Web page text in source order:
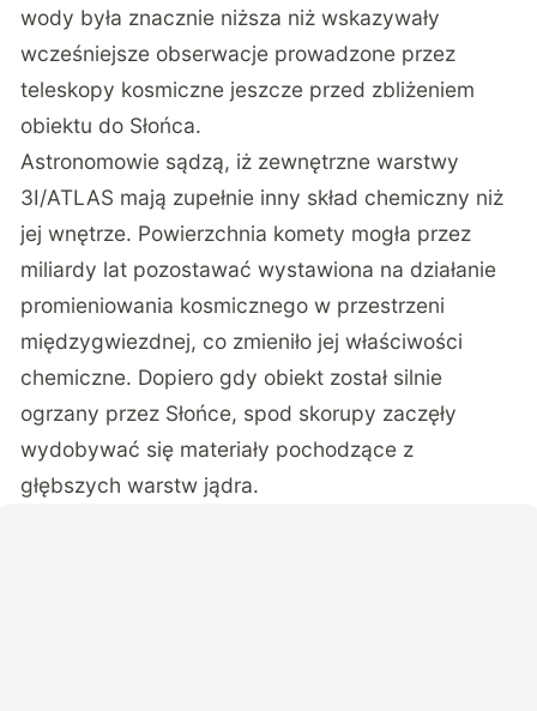
wody była znacznie niższa niż wskazywały
wcześniejsze obserwacje prowadzone przez
teleskopy kosmiczne jeszcze przed zbliżeniem
obiektu do Słońca.
Astronomowie sądzą, iż zewnętrzne warstwy
3I/ATLAS mają zupełnie inny skład chemiczny niż
jej wnętrze. Powierzchnia komety mogła przez
miliardy lat pozostawać wystawiona na działanie
promieniowania kosmicznego w przestrzeni
międzygwiezdnej, co zmieniło jej właściwości
chemiczne. Dopiero gdy obiekt został silnie
ogrzany przez Słońce, spod skorupy zaczęły
wydobywać się materiały pochodzące z
głębszych warstw jądra.